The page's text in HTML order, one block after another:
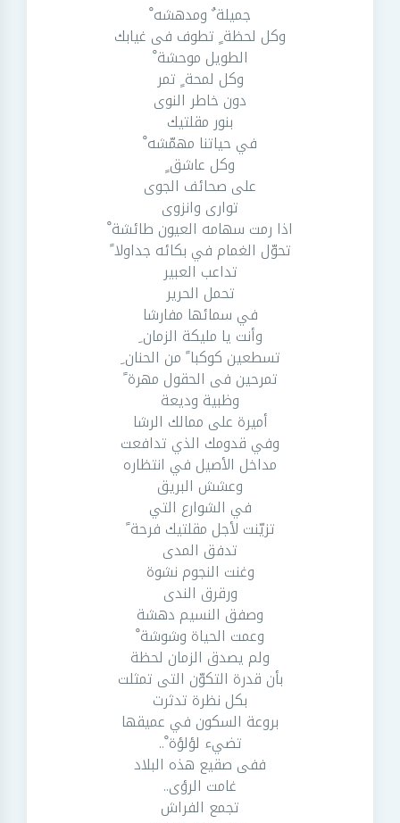
جميلة ٌ ومدهشه ْ
وكل لحظة ٍ تطوف فى غيابك
الطويل موحشة ْ
وكل لمحة ٍ تمر
دون خاطر النوى
بنور مقلتيك
في حياتنا مهمّشه ْ
وكل عاشق ٍ
على صحائف الجوى
توارى وانزوى
اذا رمت سهامه العيون طائشة ْ
تحوّل الغمام في بكائه جداولا ً
تداعب العبير
تحمل الحرير
في سمائها مفارشا
وأنت يا مليكة الزمان ِ
تسطعين كوكبا ً من الحنان ِ
تمرحين فى الحقول مهرة ً
وظبية وديعة
أميرة على ممالك الرشا
وفي قدومك الذي تدافعت
مداخل الأصيل في انتظاره
وعشش البريق
في الشوارع التي
تزيّنت لأجل مقلتيك فرحة ً
تدفق المدى
وغنت النجوم نشوة
ورقرق الندى
وصفق النسيم دهشة
وعمت الحياة وشوشة ْ
ولم يصدق الزمان لحظة
بأن قدرة التكوّن التى تمثلت
بكل نظرة تدثرت
بروعة السكون في عميقها
تضيء لؤلؤة ْ..
ففى صقيع هذه البلاد
غامت الرؤى..
تجمع الفراش